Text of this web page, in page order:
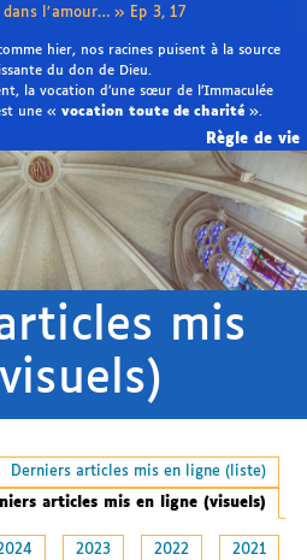
l’amour… » Ep 3, 17
Règle de vie
hier, nos racines puisent à la source
du don de Dieu.
la vocation d’une sœur de l’Immaculée
une « vocation toute de charité».
mis
Derniers articles mis en ligne (liste)
articles mis en ligne (visuels)
2023 2022
2021